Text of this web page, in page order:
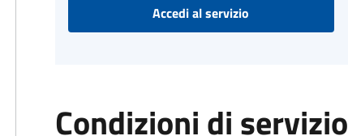
Accedi al servizio
Condizioni di servizio